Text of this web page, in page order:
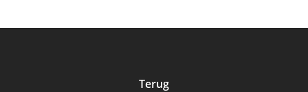
Terug